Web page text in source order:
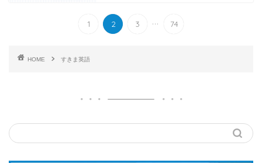
1 2 3 ... 74
HOME すきま英語